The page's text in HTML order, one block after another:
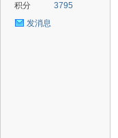
积分
3795
发消息